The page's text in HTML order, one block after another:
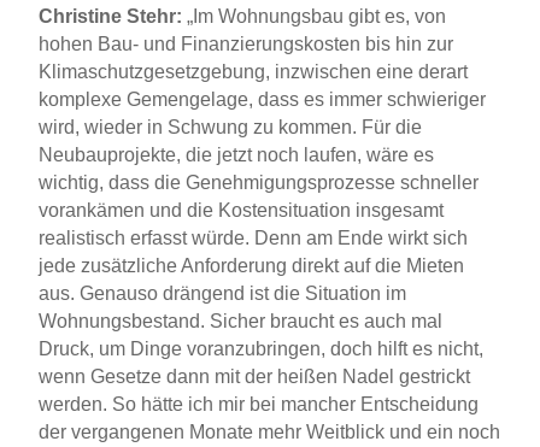
Christine Stehr: „Im Wohnungsbau gibt es, von
hohen Bau- und Finanzierungskosten bis hin zur
Klimaschutzgesetzgebung, inzwischen eine derart
komplexe Gemengelage, dass es immer schwieriger
wird, wieder in Schwung zu kommen. Für die
Neubauprojekte, die jetzt noch laufen, wäre es
wichtig, dass die Genehmigungsprozesse schneller
vorankämen und die Kostensituation insgesamt
realistisch erfasst würde. Denn am Ende wirkt sich
jede zusätzliche Anforderung direkt auf die Mieten
aus. Genauso drängend ist die Situation im
Wohnungsbestand. Sicher braucht es auch mal
Druck, um Dinge voranzubringen, doch hilft es nicht,
wenn Gesetze dann mit der heißen Nadel gestrickt
werden. So hätte ich mir bei mancher Entscheidung
der vergangenen Monate mehr Weitblick und ein noch